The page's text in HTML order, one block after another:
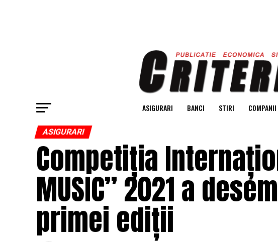
ASIGURARI BANCI STIRI COMPANII
ASIGURARI
Competiția
MUSIC” 2021 a
primei ediții